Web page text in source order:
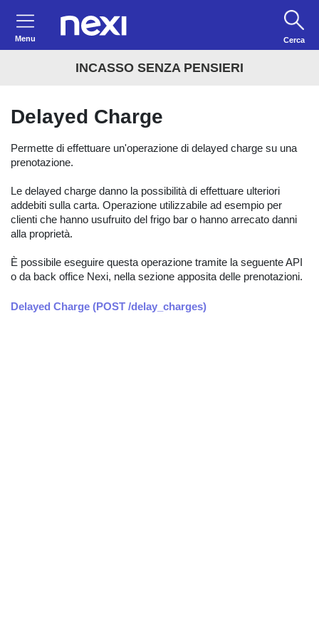
Menu Cerca
INCASSO SENZA PENSIERI
Delayed Charge
Permette di effettuare un'operazione di delayed charge su una
prenotazione.
Le delayed charge danno la possibilità di effettuare ulteriori
addebiti sulla carta. Operazione utilizzabile ad esempio per
clienti che hanno usufruito del frigo bar o hanno arrecato danni
alla proprietà.
È possibile eseguire questa operazione tramite la seguente API
o da back office Nexi, nella sezione apposita delle prenotazioni.
Delayed Charge (POST /delay_charges)